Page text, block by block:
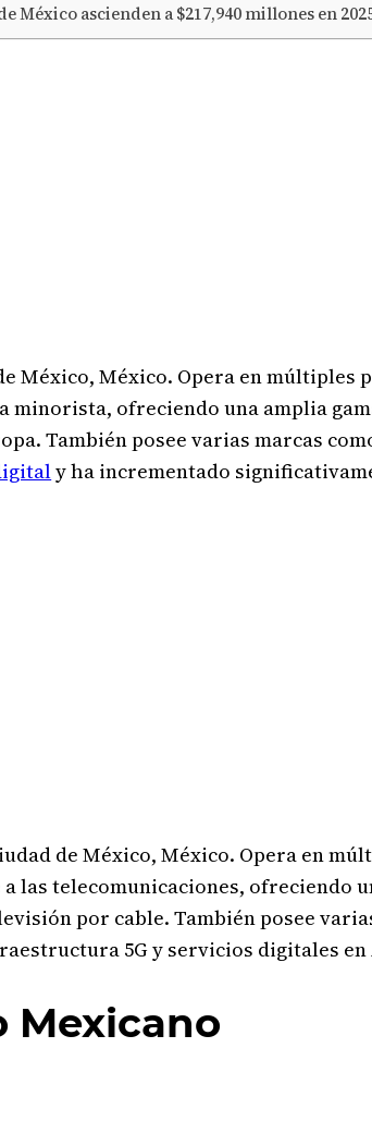
ascienden a $217,940 millones en
México, México. Opera en múltiples
minorista, ofreciendo una amplia
También posee varias marcas
y ha incrementado
de México, México. Opera en
las telecomunicaciones, ofreciendo
por cable. También posee
5G y servicios digitales
Mexicano